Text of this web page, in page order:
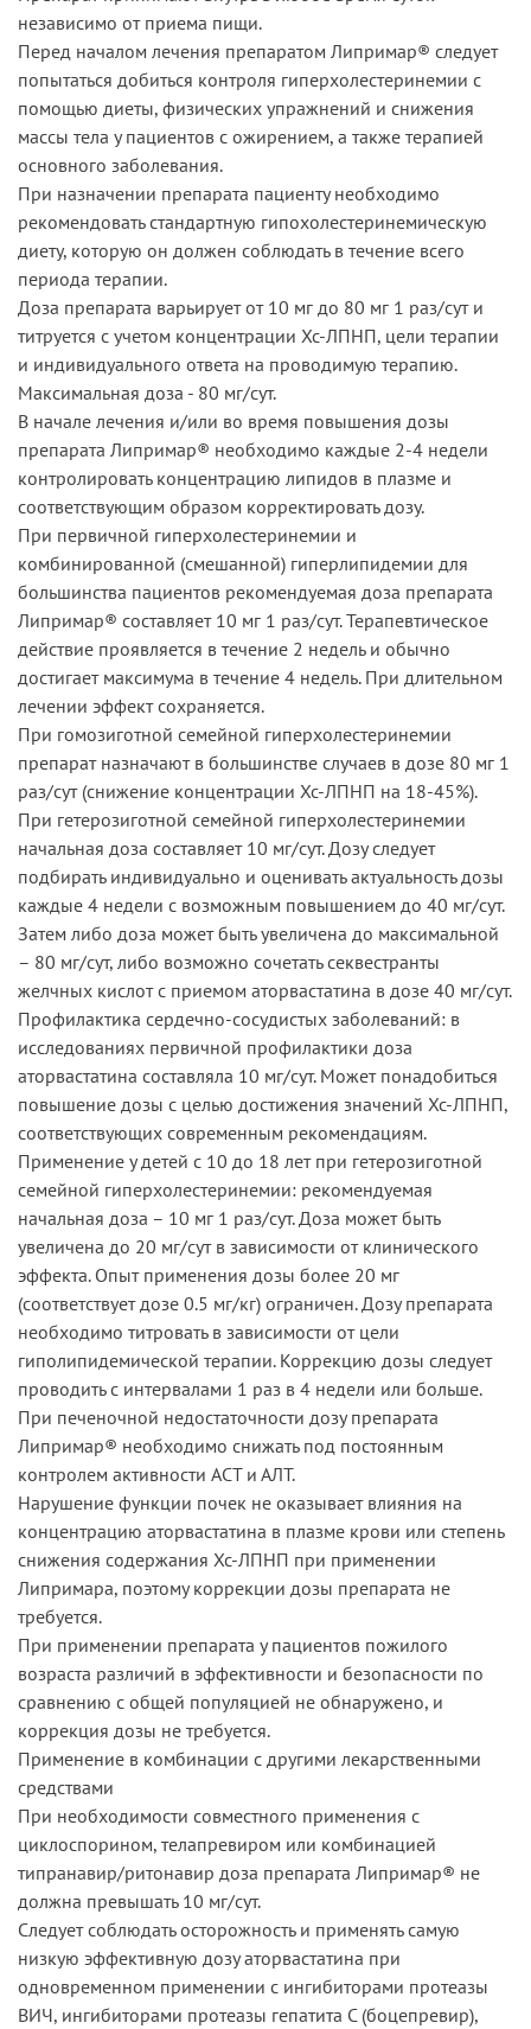
независимо от приема пищи.
Перед началом лечения препаратом Липримар® следует
попытаться добиться контроля гиперхолестеринемии с
помощью диеты, физических упражнений и снижения
массы тела у пациентов с ожирением, а также терапией
основного заболевания.
При назначении препарата пациенту необходимо
рекомендовать стандартную гипохолестеринемическую
диету, которую он должен соблюдать в течение всего
периода терапии.
Доза препарата варьирует от 10 мг до 80 мг 1 раз/сут и
титруется с учетом концентрации Хс-ЛПНП, цели терапии
и индивидуального ответа на проводимую терапию.
Максимальная доза - 80 мг/сут.
В начале лечения и/или во время повышения дозы
препарата Липримар® необходимо каждые 2-4 недели
контролировать концентрацию липидов в плазме и
соответствующим образом корректировать дозу.
При первичной гиперхолестеринемии и
комбинированной (смешанной) гиперлипидемии для
большинства пациентов рекомендуемая доза препарата
Липримар® составляет 10 мг 1 раз/сут. Терапевтическое
действие проявляется в течение 2 недель и обычно
достигает максимума в течение 4 недель. При длительном
лечении эффект сохраняется.
При гомозиготной семейной гиперхолестеринемии
препарат назначают в большинстве случаев в дозе 80 мг 1
раз/сут (снижение концентрации Хс-ЛПНП на 18-45%).
При гетерозиготной семейной гиперхолестеринемии
начальная доза составляет 10 мг/сут. Дозу следует
подбирать индивидуально и оценивать актуальность дозы
каждые 4 недели с возможным повышением до 40 мг/сут.
Затем либо доза может быть увеличена до максимальной
– 80 мг/сут, либо возможно сочетать секвестранты
желчных кислот с приемом аторвастатина в дозе 40 мг/сут.
Профилактика сердечно-сосудистых заболеваний: в
исследованиях первичной профилактики доза
аторвастатина составляла 10 мг/сут. Может понадобиться
повышение дозы с целью достижения значений Хс-ЛПНП,
соответствующих современным рекомендациям.
Применение у детей с 10 до 18 лет при гетерозиготной
семейной гиперхолестеринемии: рекомендуемая
начальная доза – 10 мг 1 раз/сут. Доза может быть
увеличена до 20 мг/сут в зависимости от клинического
эффекта. Опыт применения дозы более 20 мг
(соответствует дозе 0.5 мг/кг) ограничен. Дозу препарата
необходимо титровать в зависимости от цели
гиполипидемической терапии. Коррекцию дозы следует
проводить с интервалами 1 раз в 4 недели или больше.
При печеночной недостаточности дозу препарата
Липримар® необходимо снижать под постоянным
контролем активности ACT и АЛТ.
Нарушение функции почек не оказывает влияния на
концентрацию аторвастатина в плазме крови или степень
снижения содержания Хс-ЛПНП при применении
Липримара, поэтому коррекции дозы препарата не
требуется.
При применении препарата у пациентов пожилого
возраста различий в эффективности и безопасности по
сравнению с общей популяцией не обнаружено, и
коррекция дозы не требуется.
Применение в комбинации с другими лекарственными
средствами
При необходимости совместного применения с
циклоспорином, телапревиром или комбинацией
типранавир/ритонавир доза препарата Липримар® не
должна превышать 10 мг/сут.
Следует соблюдать осторожность и применять самую
низкую эффективную дозу аторвастатина при
одновременном применении с ингибиторами протеазы
ВИЧ, ингибиторами протеазы гепатита С (боцепревир),